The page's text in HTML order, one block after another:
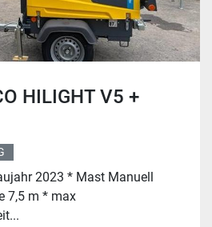
HILIGHT V5 +
2023 * Mast Manuell
7,5 m * max